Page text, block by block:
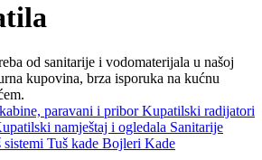
od sanitarije i vodomaterijala u našoj
kupovina, brza isporuka na kućnu
paravani i priborKupatilski radijatori
namještaj i ogledala Sanitarije
sistemi Tuš kade Bojleri Kade